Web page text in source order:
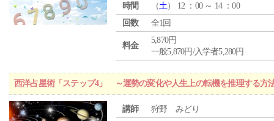
時間
（土） 12 ：00 ～ 14 ：00
回数
全1回
料金
5,870円
一般5,870円/入学者5,280円
西洋占星術「ステップ4」 ～運勢の変化や人生上の転機を推理する方
講師 狩野 みどり